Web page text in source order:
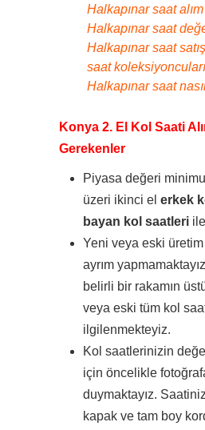
Halkapınar saat alım
Halkapınar saat
Halkapınar saat
saat
Halkapınar saat
Konya 2. El Kol Saati
Gerekenler
Piyasa değeri
üzeri ikinci el erkek
bayan kol saatleri
Yeni veya eski
ayrım
belirli bir rakamın
veya eski tüm kol
ilgilenmekteyiz.
Kol saatlerinizin
için öncelikle
duymaktayız.
kapak ve tam boy